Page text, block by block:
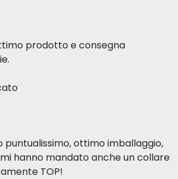
prodotto e consegna
puntualissimo, ottimo imballaggio,
hanno mandato anche un collare
TOP!